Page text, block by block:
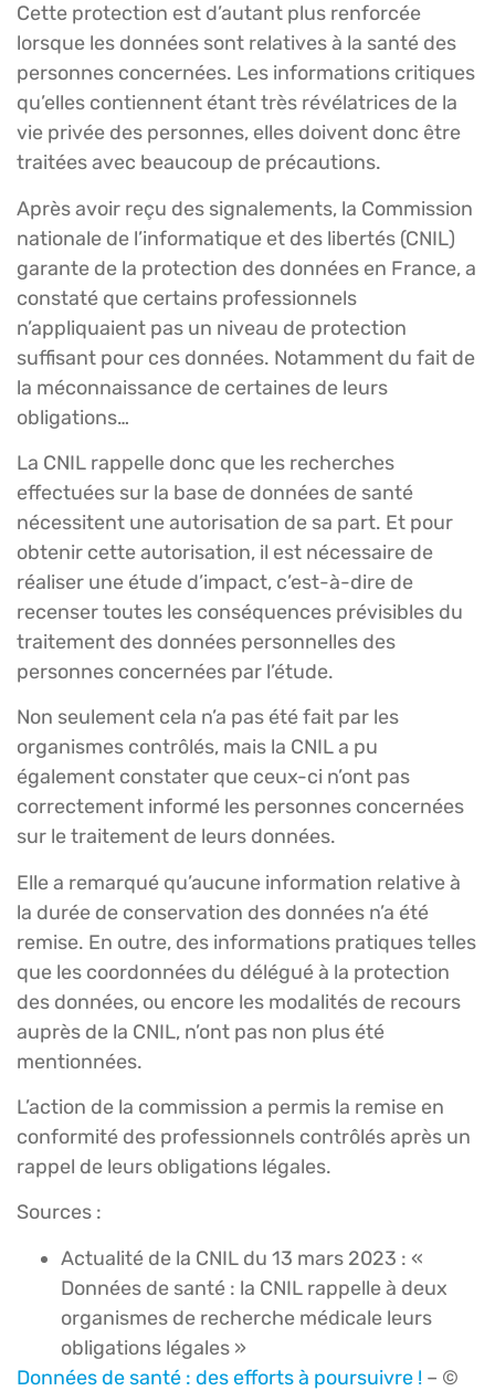
Cette protection est d’autant plus renforcée
lorsque les données sont relatives à la santé des
personnes concernées. Les informations critiques
qu’elles contiennent étant très révélatrices de la
vie privée des personnes, elles doivent donc être
traitées avec beaucoup de précautions.
Après avoir reçu des signalements, la Commission
nationale de l’informatique et des libertés (CNIL)
garante de la protection des données en France, a
constaté que certains professionnels
n’appliquaient pas un niveau de protection
suffisant pour ces données. Notamment du fait de
la méconnaissance de certaines de leurs
obligations…
La CNIL rappelle donc que les recherches
effectuées sur la base de données de santé
nécessitent une autorisation de sa part. Et pour
obtenir cette autorisation, il est nécessaire de
réaliser une étude d’impact, c’est-à-dire de
recenser toutes les conséquences prévisibles du
traitement des données personnelles des
personnes concernées par l’étude.
Non seulement cela n’a pas été fait par les
organismes contrôlés, mais la CNIL a pu
également constater que ceux-ci n’ont pas
correctement informé les personnes concernées
sur le traitement de leurs données.
Elle a remarqué qu’aucune information relative à
la durée de conservation des données n’a été
remise. En outre, des informations pratiques telles
que les coordonnées du délégué à la protection
des données, ou encore les modalités de recours
auprès de la CNIL, n’ont pas non plus été
mentionnées.
L’action de la commission a permis la remise en
conformité des professionnels contrôlés après un
rappel de leurs obligations légales.
Sources :
Actualité de la CNIL du 13 mars 2023 : «
Données de santé : la CNIL rappelle à deux
organismes de recherche médicale leurs
obligations légales »
Données de santé : des efforts à poursuivre ! – ©